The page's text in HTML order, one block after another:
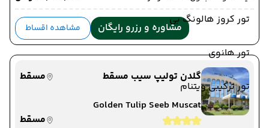
تور کروز هالونگ بی
تور هانوی
تور ترکیبی ویتنام
مشاوره و رزرو رایگان مشاهده اقساط
گلدن تولیپ سیب مسقط
مسقط
Golden Tulip Seeb Muscat
مسقط